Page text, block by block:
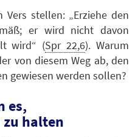
stellen: „Erziehe den
er wird nicht davon
wird“ (Spr 22,6). Warum
von diesem Weg ab, den
gewiesen werden sollen?
es,
halten